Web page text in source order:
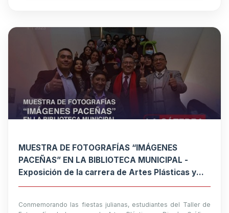
MUESTRA DE FOTOGRAFÍAS “IMÁGENES
PACEÑAS” EN LA BIBLIOTECA MUNICIPAL -
Exposición de la carrera de Artes Plásticas y
Diseño Gráfico
Conmemorando las fiestas julianas, estudiantes del Taller de